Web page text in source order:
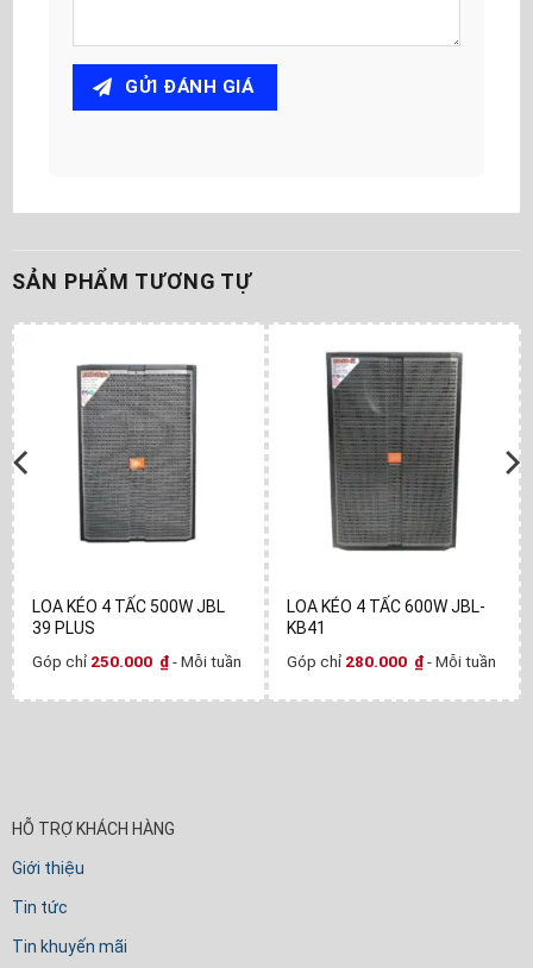
GỬI ĐÁNH GIÁ
SẢN PHẨM TƯƠNG TỰ
LOA KÉO 4 TẤC 500W JBL
39 PLUS
Góp chỉ 250.000 ₫- Mỗi tuần
LOA KÉO 4 TẤC 600W JBL-
KB41
Góp chỉ 280.000 ₫- Mỗi tuần
HỖ TRỢ KHÁCH HÀNG
Giới thiệu
Tin tức
Tin khuyến mãi